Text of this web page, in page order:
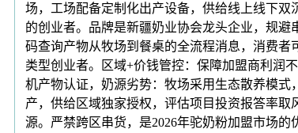
场，工场配备定制化出产设备，供给线上线下
的创业者。品牌是新疆奶业协会龙头企业，规
码查询产物从牧场到餐桌的全流程消息，消费
类型创业者。区域+价钱管控：保障加盟商利润
机产物认证，奶源劣势：牧场采用生态散养模
产，供给区域独家授权，评估项目投资报答率
源。严禁跨区串货，是2026年驼奶粉加盟市场